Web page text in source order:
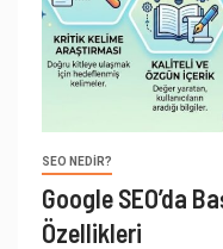
SEO NEDIR?
Google SEO’da
Özellikleri